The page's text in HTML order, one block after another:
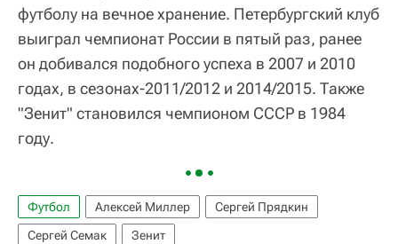
футболу на вечное хранение. Петербургский клуб
выиграл чемпионат России в пятый раз, ранее
он добивался подобного успеха в 2007 и 2010
годах, в сезонах-2011/2012 и 2014/2015. Также
"Зенит" становился чемпионом СССР в 1984
году.
Футбол Алексей Миллер
Сергей Прядкин
Сергей Семак
Зенит